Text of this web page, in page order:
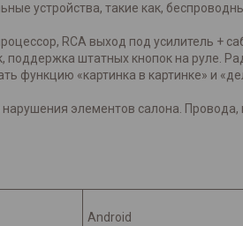
устройства, такие как,
RCA выход под усилитель
штатных кнопок на руле.
функцию «картинка в картинке» и
нарушения элементов салона.
Android